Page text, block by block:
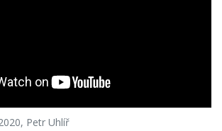
Petr Uhlíř